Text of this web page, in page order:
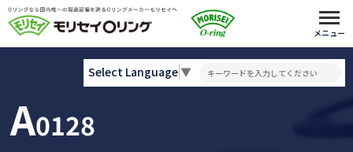
メニュー
A0128
Select Language▼